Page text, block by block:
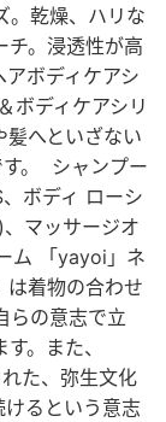
。乾燥、ハリな
チ。浸透性が高
ボディケアシ
ボディケアシリ
髪へといざない
す。 シャンプー
ボディ ローシ
マッサージオ
ム 「yayoi」ネ
は着物の合わせ
らの意志で立
。また、
た、弥生文化
けるという意志